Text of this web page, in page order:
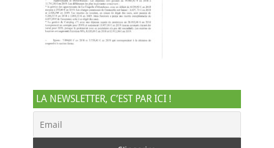
LA NEWSLETTER, C’EST PAR ICI !